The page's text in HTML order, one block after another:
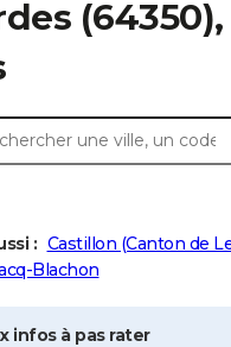
: Castillon (Canton de
Blachon
infos à pas rater